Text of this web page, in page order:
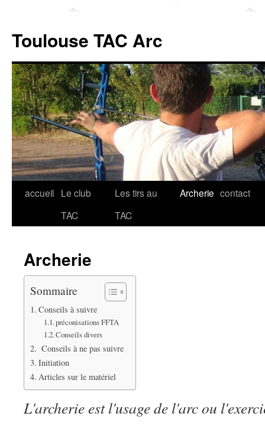
Toulouse TAC Arc
Aller
accueil Le club
TAC
Les tirs au
TAC
Archerie contact
Archerie
Sommaire
Conseils à suivre
préconisations FFTA
Conseils divers
Conseils à ne pas suivre
Initiation
Articles sur le matériel
L'archerie est l'usage de l'arc ou